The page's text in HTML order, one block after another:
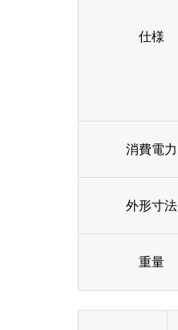
仕様
消費電力
外形寸法
重量